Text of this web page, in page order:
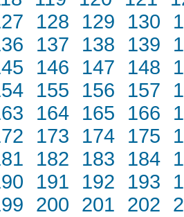
128 129 130
137 138 139
146 147 148
155 156 157
164 165 166
173 174 175
182 183 184
191 192 193
200 201 202